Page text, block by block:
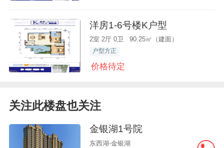
洋房1-6号楼K户型
2室 2厅 0卫 90.25㎡（建面）
户型方正
价格待定
关注此楼盘也关注
金银湖1号院
东西湖-金银湖